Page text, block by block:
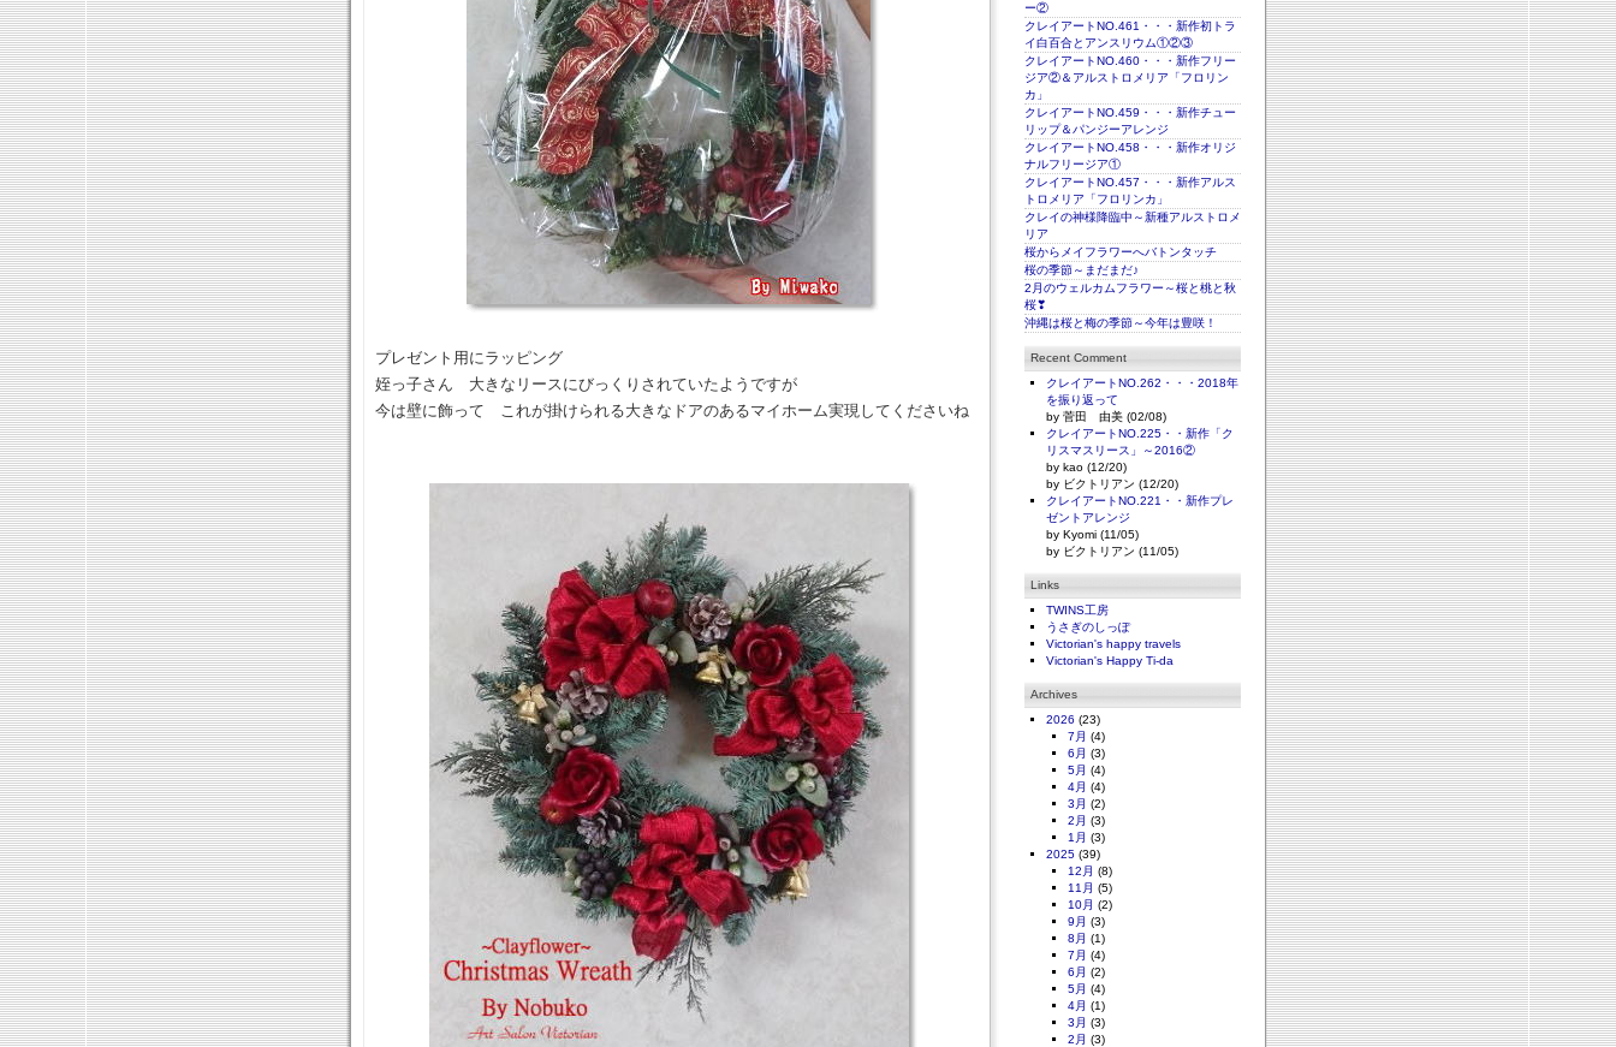
プレゼント用にラッピング
姪っ子さん 大きなリースにびっくりされていたようですが
今は壁に飾って これが掛けられる大きなドアのあるマイホーム実現してくださいね
ー②
クレイアートNO.461・・・新作初トラ
イ白百合とアンスリウム①②③
クレイアートNO.460・・・新作フリー
ジア②＆アルストロメリア「フロリン
カ」
クレイアートNO.459・・・新作チュー
リップ＆パンジーアレンジ
クレイアートNO.458・・・新作オリジ
ナルフリージア①
クレイアートNO.457・・・新作アルス
トロメリア「フロリンカ」
クレイの神様降臨中～新種アルストロメ
リア
桜からメイフラワーへバトンタッチ
桜の季節～まだまだ♪
2月のウェルカムフラワー～桜と桃と秋
桜❣
沖縄は桜と梅の季節～今年は豊咲！
Recent Comment
クレイアートNO.262・・・2018年
を振り返って
by 菅田 由美 (02/08)
クレイアートNO.225・・新作「ク
リスマスリース」～2016②
by kao (12/20)
by ビクトリアン (12/20)
クレイアートNO.221・・新作プレ
ゼントアレンジ
by Kyomi (11/05)
by ビクトリアン (11/05)
Links
TWINS工房
うさぎのしっぽ
Victorian's happy travels
Victorian's Happy Ti-da
Archives
2026 (23)
7月 (4)
6月 (3)
5月 (4)
4月 (4)
3月 (2)
2月 (3)
1月 (3)
2025 (39)
12月 (8)
11月 (5)
10月 (2)
9月 (3)
8月 (1)
7月 (4)
6月 (2)
5月 (4)
4月 (1)
3月 (3)
2月 (3)